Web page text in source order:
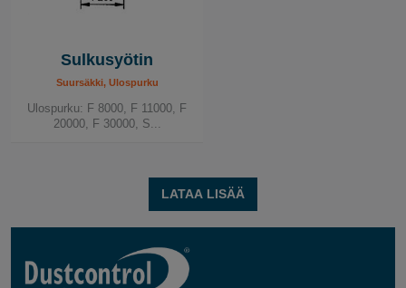
Sulkusyötin
Suursäkki, Ulospurku
Ulospurku: F 8000, F 11000, F
20000, F 30000, S...
LATAA LISÄÄ